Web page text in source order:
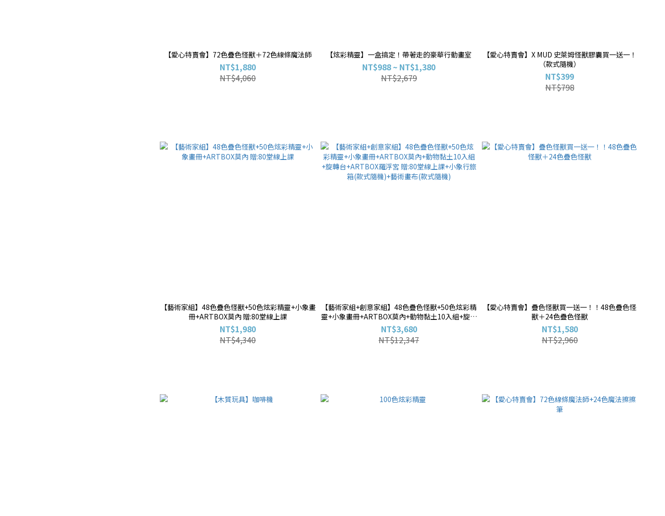
【愛心特賣會】72色疊色怪獸＋72色線條魔法師
NT$1,880
NT$4,060
【炫彩精靈】一盒搞定！帶著走的豪華行動畫室
NT$988 ~ NT$1,380
NT$2,679
【愛心特賣會】X MUD 史萊姆怪獸膠囊買一送一！
（款式隨機）
NT$399
NT$798
【藝術家組】48色疊色怪獸+50色炫彩精靈+小象畫
冊+ARTBOX莫內 贈:80堂線上課
NT$1,980
NT$4,340
【藝術家組+創意家組】48色疊色怪獸+50色炫彩精
靈+小象畫冊+ARTBOX莫內+動物黏土10入組+旋轉
台+ARTBOX羅浮宮 贈:80堂線上課+小象行旅箱(款
式隨機)+藝術畫布(款式隨機)
NT$3,680
NT$12,347
【愛心特賣會】疊色怪獸買一送一！！48色疊色怪
獸＋24色疊色怪獸
NT$1,580
NT$2,960